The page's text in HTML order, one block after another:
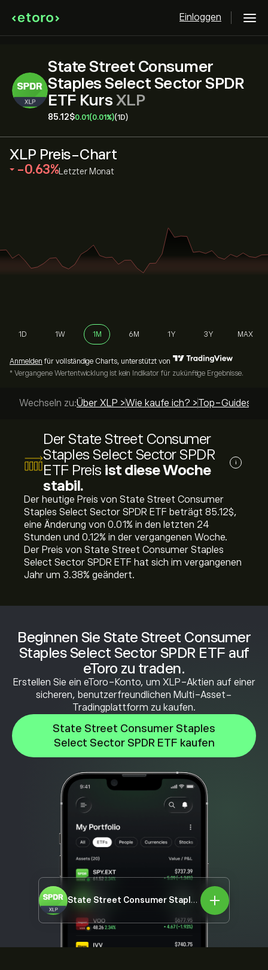
Einloggen
State Street Consumer
Staples Select Sector SPDR
ETF Kurs XLP
85.12‎$‎0.01 (0.01%)(1D)
Beginnen Sie State Street Consumer
Staples Select Sector SPDR ETF auf
eToro zu traden.
Erstellen Sie ein eToro-Konto, um XLP-Aktien auf einer
sicheren, benutzerfreundlichen Multi-Asset-
Tradingplattform zu kaufen.
State Street Consumer Staples
Select Sector SPDR ETF kaufen
State Street Consumer Staples Select Sector SPDR ETF
XLP Preis-Chart
‎-0.63‎ Letzter Monat
1D 1W 1M 6M 1Y 3Y MAX
Anmelden für vollständige Charts, unterstützt von
* Vergangene Wertentwicklung ist kein Indikator für zukünftige Ergebnisse.
Wechseln zu:Über XLP >Wie kaufe ich? >Top-Guides >
Der State Street Consumer
Staples Select Sector SPDR
ETF Preis ist diese Woche
stabil.
i
Der heutige Preis von State Street Consumer
Staples Select Sector SPDR ETF beträgt 85.12‎$‎,
eine Änderung von ‎0.01‎% in den letzten 24
Stunden und ‎0.12‎% in der vergangenen Woche.
Der Preis von State Street Consumer Staples
Select Sector SPDR ETF hat sich im vergangenen
Jahr um ‎3.38‎% geändert.